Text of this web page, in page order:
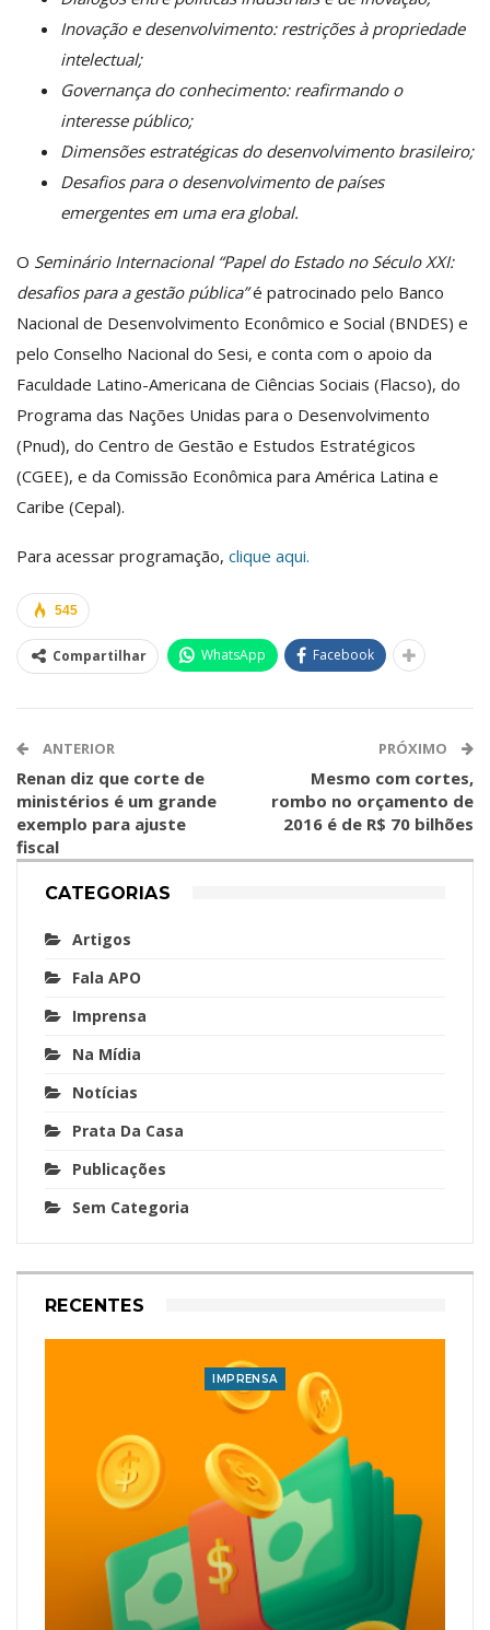
Inovação e desenvolvimento: restrições à propriedade
intelectual;
Governança do conhecimento: reafirmando o
interesse público;
Dimensões estratégicas do desenvolvimento brasileiro;
Desafios para o desenvolvimento de países
emergentes em uma era global.
O Seminário Internacional “Papel do Estado no Século XXI:
desafios para a gestão pública”é patrocinado pelo Banco
Nacional de Desenvolvimento Econômico e Social (BNDES) e
pelo Conselho Nacional do Sesi, e conta com o apoio da
Faculdade Latino-Americana de Ciências Sociais (Flacso), do
Programa das Nações Unidas para o Desenvolvimento
(Pnud), do Centro de Gestão e Estudos Estratégicos
(CGEE), e da Comissão Econômica para América Latina e
Caribe (Cepal).
Para acessar programação, clique aqui.
545
Compartilhar WhatsApp Facebook
ANTERIOR
Renan diz que corte de
ministérios é um grande
exemplo para ajuste
fiscal
PRÓXIMO
Mesmo com cortes,
rombo no orçamento de
2016 é de R$ 70 bilhões
CATEGORIAS
Artigos
Fala APO
Imprensa
Na Mídia
Notícias
Prata Da Casa
Publicações
Sem Categoria
RECENTES
IMPRENSA